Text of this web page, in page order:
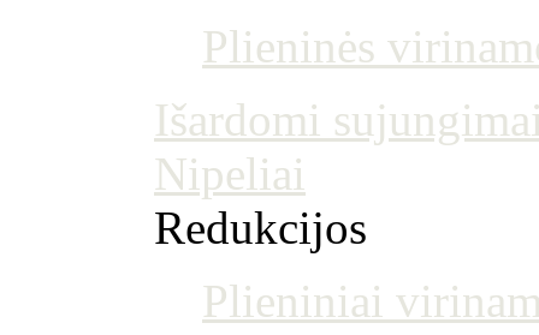
Plieninės
Išardomi
Nipeliai
Redukcijos
Plieniniai